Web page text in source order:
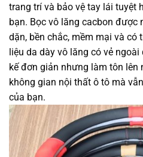
trang trí và bảo vệ tay lái tuyệt
bạn. Bọc vô lăng cacbon được
dặn, bền chắc, mềm mại và có
liệu da dày vô lăng có vẻ
kế đơn giản nhưng làm tôn lên
không gian nội thất ô tô mà
của bạn.